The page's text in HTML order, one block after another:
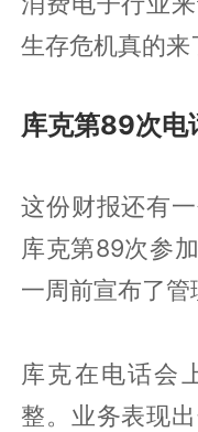
生存危机真的来
库克第89次电
这份财报还有
库克第89次参
一周前宣布了管
库克在电话会
整。业务表现